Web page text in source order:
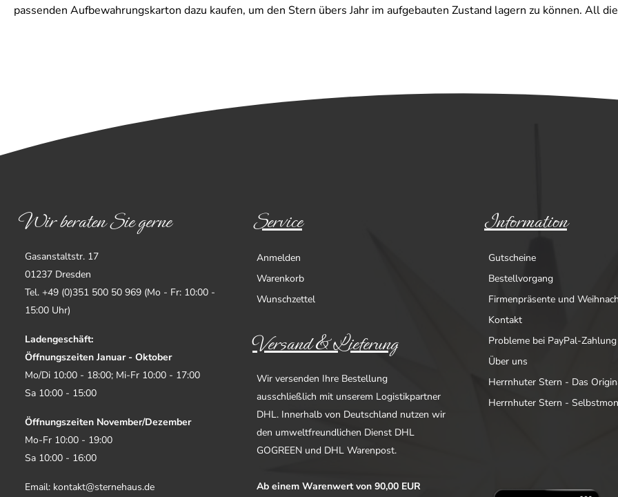
passenden Aufbewahrungskarton dazu kaufen, um den Stern übers Jahr im aufgebauten Zustand lagern zu können. All
Wir beraten Sie gerne
Gasanstaltstr. 17
01237 Dresden
Tel. +49 (0)351 500 50 969 (Mo - Fr: 10:00 -
15:00 Uhr)
Ladengeschäft:
Öffnungszeiten Januar - Oktober
Mo/Di 10:00 - 18:00; Mi-Fr 10:00 - 17:00
Sa 10:00 - 15:00
Öffnungszeiten November/Dezember
Mo-Fr 10:00 - 19:00
Sa 10:00 - 16:00
Email: kontakt@sternehaus.de
Service
Anmelden
Warenkorb
Wunschzettel
Information
Gutscheine
Bestellvorgang
Firmenpräsente und
Kontakt
Probleme bei PayPal-
Über uns
Herrnhuter Stern - Das
Herrnhuter Stern -
Versand & Lieferung
Wir versenden Ihre Bestellung
ausschließlich mit unserem Logistikpartner
DHL. Innerhalb von Deutschland nutzen wir
den umweltfreundlichen Dienst DHL
GOGREEN und DHL Warenpost.
Ab einem Warenwert von 90,00 EUR